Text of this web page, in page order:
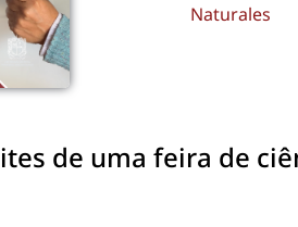
Naturales
de uma feira de